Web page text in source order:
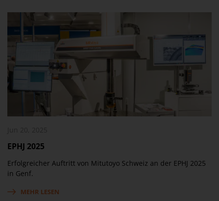
EPHJ 2025
Erfolgreicher Auftritt von Mitutoyo Schweiz an der EPHJ 2025
in Genf.
MEHR LESEN